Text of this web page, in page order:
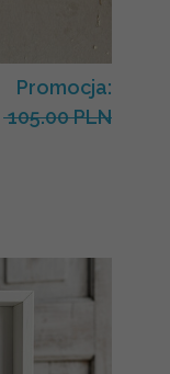
Promocja:
105.00 PLN